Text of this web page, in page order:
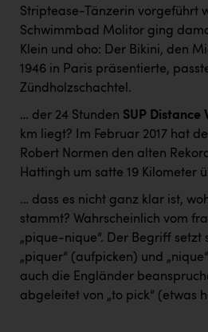
Striptease-Tänzerin vorgeführt
Schwimmbad Molitor ging
Klein und oho: Der Bikini, den
1946 in Paris präsentierte,
Zündholzschachtel.
… der 24 Stunden SUP Distance
km liegt? Im Februar 2017 hat
Robert Normen den alten
Hattingh um satte 19 Kilometer
… dass es nicht ganz klar ist,
stammt? Wahrscheinlich vom
„pique-nique“. Der Begriff setzt
„piquer“ (aufpicken) und
auch die Engländer
abgeleitet von „to pick“ (etwas